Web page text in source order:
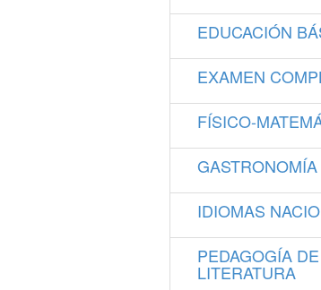
EDUCACIÓN
EXAMEN
FÍSICO-
GASTRONOMÍA
IDIOMAS
PEDAGOGÍA
LITERATURA